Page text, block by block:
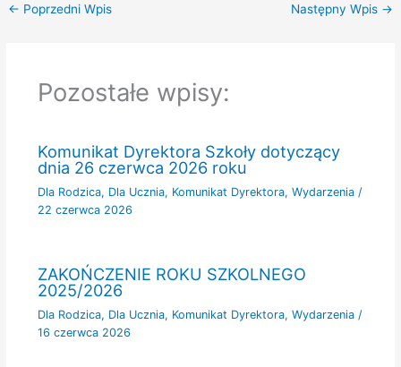
← Poprzedni Wpis Następny Wpis →
Pozostałe wpisy:
Komunikat Dyrektora Szkoły dotyczący
dnia 26 czerwca 2026 roku
Dla Rodzica, Dla Ucznia, Komunikat Dyrektora, Wydarzenia/
22 czerwca 2026
ZAKOŃCZENIE ROKU SZKOLNEGO
2025/2026
Dla Rodzica, Dla Ucznia, Komunikat Dyrektora, Wydarzenia/
16 czerwca 2026